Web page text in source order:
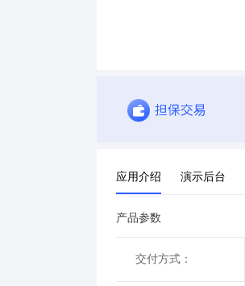
应用介绍 演示后台
产品参数
交付方式：